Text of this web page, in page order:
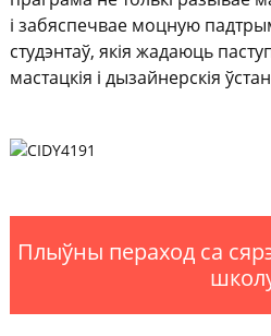
і забяспечвае моцную
студэнтаў, якія жадаюць
мастацкія і дызайнерскія
Плыўны пераход са